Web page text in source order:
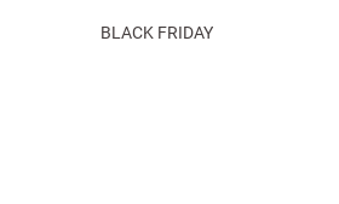
BLACK FRIDAY